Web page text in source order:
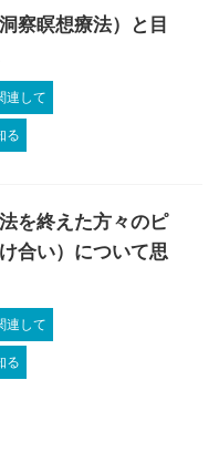
察瞑想療法）と目
連して
る
を終えた方々のピ
合い）について思
連して
る